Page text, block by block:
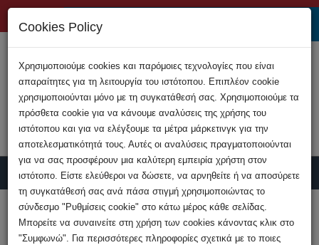
Υποβολή Καταγγελίας
Cookies Policy
Χρησιμοποιούμε cookies και παρόμοιες τεχνολογίες που είναι
απαραίτητες για τη λειτουργία του ιστότοπου. Επιπλέον cookie
χρησιμοποιούνται μόνο με τη συγκατάθεσή σας. Χρησιμοποιούμε τα
πρόσθετα cookie για να κάνουμε αναλύσεις της χρήσης του
ιστότοπου και για να ελέγξουμε τα μέτρα μάρκετινγκ για την
αποτελεσματικότητά τους. Αυτές οι αναλύσεις πραγματοποιούνται
για να σας προσφέρουν μια καλύτερη εμπειρία χρήστη στον
ιστότοπο. Είστε ελεύθεροι να δώσετε, να αρνηθείτε ή να αποσύρετε
τη συγκατάθεσή σας ανά πάσα στιγμή χρησιμοποιώντας το
σύνδεσμο "Ρυθμίσεις cookie" στο κάτω μέρος κάθε σελίδας.
Μπορείτε να συναινείτε στη χρήση των cookies κάνοντας κλικ στο
"Συμφωνώ". Για περισσότερες πληροφορίες σχετικά με το ποιες